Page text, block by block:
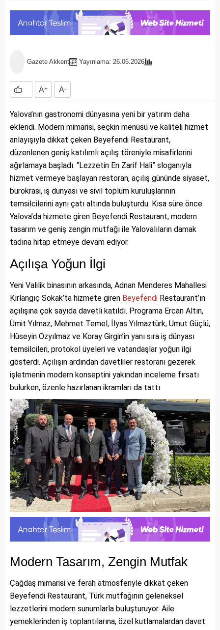
Gazete Akkent Yayınlama: 26.06.2026
A+ A-
Yalova’nın gastronomi dünyasına yeni bir yatırım daha
eklendi. Modern mimarisi, seçkin menüsü ve kaliteli hizmet
anlayışıyla dikkat çeken Beyefendi Restaurant,
düzenlenen geniş katılımlı açılış töreniyle misafirlerini
ağırlamaya başladı. “Lezzetin En Zarif Hali” sloganıyla
hizmet vermeye başlayan restoran, açılış gününde siyaset,
bürokrasi, iş dünyası ve sivil toplum kuruluşlarının
temsilcilerini aynı çatı altında buluşturdu. Kısa süre önce
Yalova’da hizmete giren Beyefendi Restaurant, modern
tasarım ve geniş zengin mutfağı ile Yalovalıların damak
tadına hitap etmeye devam ediyor.
Açılışa Yoğun İlgi
Yeni Valilik binasının arkasında, Adnan Menderes Mahallesi
Kırlangıç Sokak’ta hizmete giren Beyefendi Restaurant’ın
açılışına çok sayıda davetli katıldı. Programa Ercan Altın,
Ümit Yılmaz, Mehmet Temel, İlyas Yılmaztürk, Umut Güçlü,
Hüseyin Özyılmaz ve Koray Girgin’in yanı sıra iş dünyası
temsilcileri, protokol üyeleri ve vatandaşlar yoğun ilgi
gösterdi. Açılışın ardından davetliler restoranı gezerek
işletmenin modern konseptini yakından inceleme fırsatı
bulurken, özenle hazırlanan ikramları da tattı.
Modern Tasarım, Zengin Mutfak
Çağdaş mimarisi ve ferah atmosferiyle dikkat çeken
Beyefendi Restaurant, Türk mutfağının geleneksel
lezzetlerini modern sunumlarla buluşturuyor. Aile
yemeklerinden iş toplantılarına, özel kutlamalardan davet